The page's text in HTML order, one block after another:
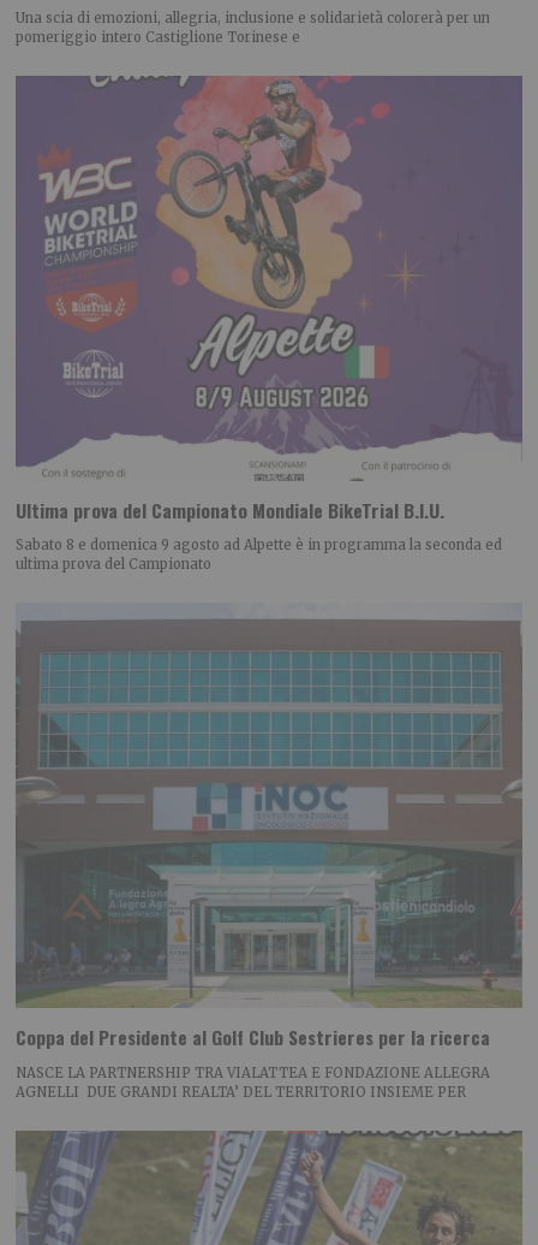
Una scia di emozioni, allegria, inclusione e solidarietà colorerà per un
pomeriggio intero Castiglione Torinese e
Ultima prova del Campionato Mondiale BikeTrial B.I.U.
Sabato 8 e domenica 9 agosto ad Alpette è in programma la seconda ed
ultima prova del Campionato
Coppa del Presidente al Golf Club Sestrieres per la ricerca
NASCE LA PARTNERSHIP TRA VIALATTEA E FONDAZIONE ALLEGRA
AGNELLI DUE GRANDI REALTA’ DEL TERRITORIO INSIEME PER